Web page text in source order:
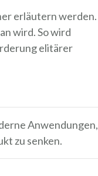
erläutern werden.
wird. So wird
elitärer
Anwendungen,
zu senken.